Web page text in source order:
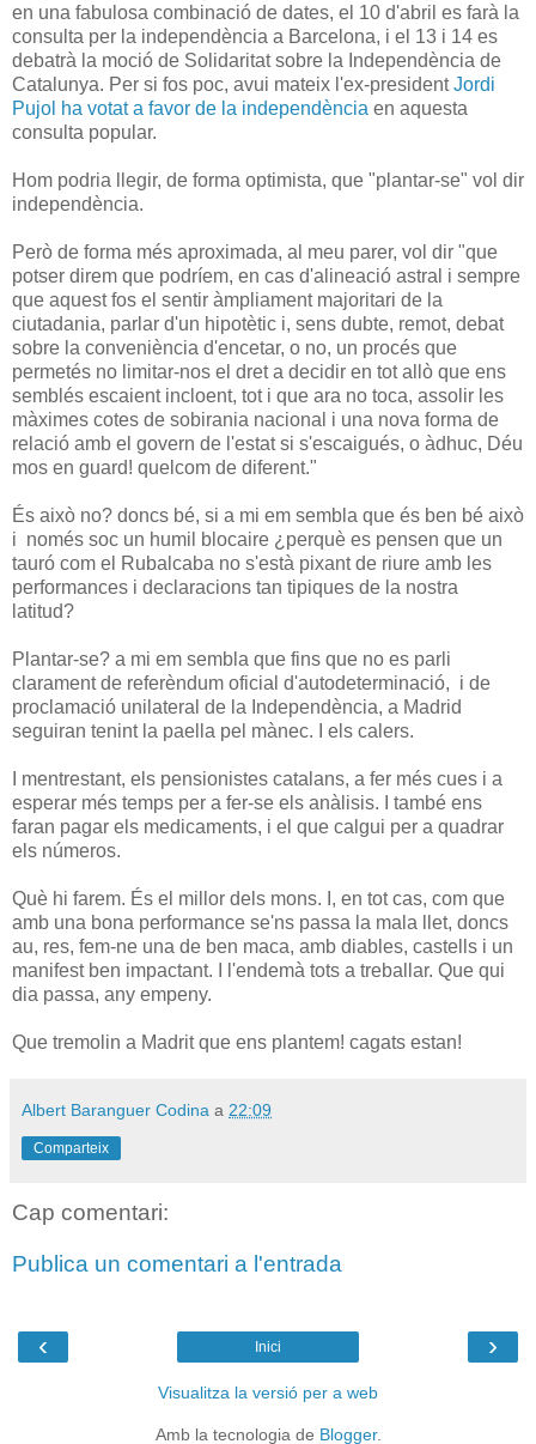
en una fabulosa combinació de dates, el 10 d'abril es farà la
consulta per la independència a Barcelona, i el 13 i 14 es
debatrà la moció de Solidaritat sobre la Independència de
Catalunya. Per si fos poc, avui mateix l'ex-presidentJordi
Pujol ha votat a favor de la independència en aquesta
consulta popular.
Hom podria llegir, de forma optimista, que "plantar-se" vol dir
independència.
Però de forma més aproximada, al meu parer, vol dir "que
potser direm que podríem, en cas d'alineació astral i sempre
que aquest fos el sentir àmpliament majoritari de la
ciutadania, parlar d'un hipotètic i, sens dubte, remot, debat
sobre la conveniència d'encetar, o no, un procés que
permetés no limitar-nos el dret a decidir en tot allò que ens
semblés escaient incloent, tot i que ara no toca, assolir les
màximes cotes de sobirania nacional i una nova forma de
relació amb el govern de l'estat si s'escaigués, o àdhuc, Déu
mos en guard! quelcom de diferent."
És això no? doncs bé, si a mi em sembla que és ben bé això
i només soc un humil blocaire ¿perquè es pensen que un
tauró com el Rubalcaba no s'està pixant de riure amb les
performances i declaracions tan tipiques de la nostra
latitud?
Plantar-se? a mi em sembla que fins que no es parli
clarament de referèndum oficial d'autodeterminació, i de
proclamació unilateral de la Independència, a Madrid
seguiran tenint la paella pel mànec. I els calers.
I mentrestant, els pensionistes catalans, a fer més cues i a
esperar més temps per a fer-se els anàlisis. I també ens
faran pagar els medicaments, i el que calgui per a quadrar
els números.
Què hi farem. És el millor dels mons. I, en tot cas, com que
amb una bona performance se'ns passa la mala llet, doncs
au, res, fem-ne una de ben maca, amb diables, castells i un
manifest ben impactant. I l'endemà tots a treballar. Que qui
dia passa, any empeny.
Que tremolin a Madrit que ens plantem! cagats estan!
Albert Baranguer Codina a 22:09
Comparteix
Cap comentari:
Publica un comentari a l'entrada
‹ ›
Inici
Visualitza la versió per a web
Amb la tecnologia de Blogger.